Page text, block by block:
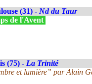
(31) - Nd du Taur
de l'Avent
(75) - La Trinité
et lumière” par Alain